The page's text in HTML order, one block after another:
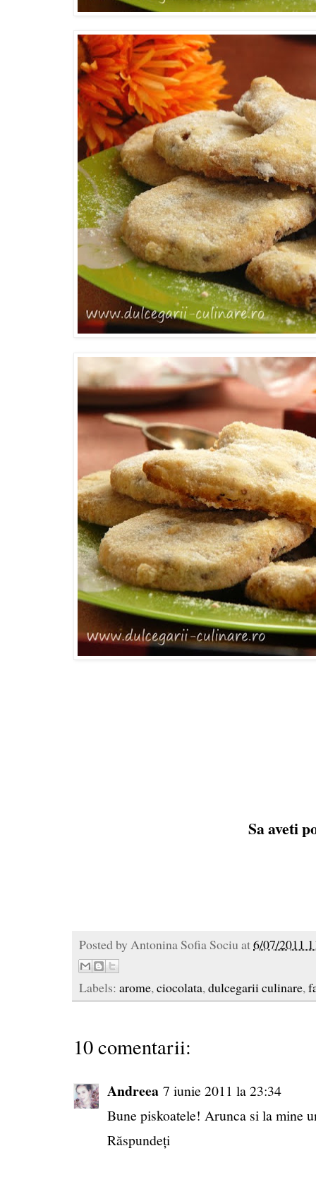
Sa aveti
Posted by Antonina Sofia Sociu at6/07/2011
Labels: arome,ciocolata,dulcegarii culinare,
10 comentarii:
Andreea 7 iunie 2011 la 23:34
Bune piskoatele! Arunca si la mine
Răspundeți